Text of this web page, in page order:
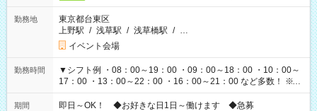
勤務地
東京都台東区
上野駅 / 浅草駅 / 浅草橋駅 / …
イベント会場
勤務時間
▼シフト例 ・08：00～19：00 ・09：00～18：00 ・10：00～
17：00 ・13：00～22：00 ・16：00～21：00 など多数！ ※お
仕事により勤務時間が異なります
期間 即日～OK！ ◆お好きな日1日～働けます ◆急募